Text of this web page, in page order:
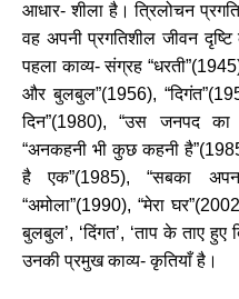
आधार- शीला है। त्रिलोचन
वह अपनी प्रगतिशील जीवन
पहला काव्य- संग्रह
और बुलबुल”(1956),
दिन”(1980), “उस जनपद का
“अनकहनी भी कुछ कहनी
है एक”(1985), “सबका
“अमोला”(1990), “मेरा
बुलबुल’, ‘दिंगत’, ‘ताप के ताए
उनकी प्रमुख काव्य- कृतियाँ है।